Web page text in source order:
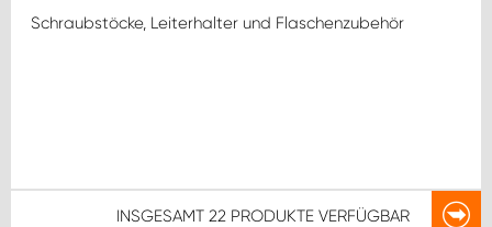
Schraubstöcke, Leiterhalter und Flaschenzubehör
INSGESAMT 22 PRODUKTE VERFÜGBAR